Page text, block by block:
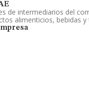
de intermediarios del
alimenticios, bebidas y